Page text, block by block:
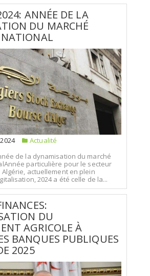
ANNÉE DE LA
DU MARCHÉ
NATIONAL
Actualité
de la dynamisation du marché
particulière pour le secteur
actuellement en plein
2024 a été celle de la...
DU
AGRICOLE À
BANQUES PUBLIQUES
2025